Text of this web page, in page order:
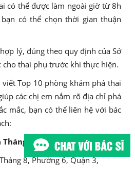
có thể được làm ngoài giờ từ 8h
có thể chọn thời gian thuận
lý, đúng theo quy định của Sở
thai phụ trước khi thực hiện.
Top 10 phòng khám phá thai
các chị em nắm rõ địa chỉ phá
mắc, bạn có thể liên hệ với bác
Tháng Tám
8, Phường 6, Quận 3,